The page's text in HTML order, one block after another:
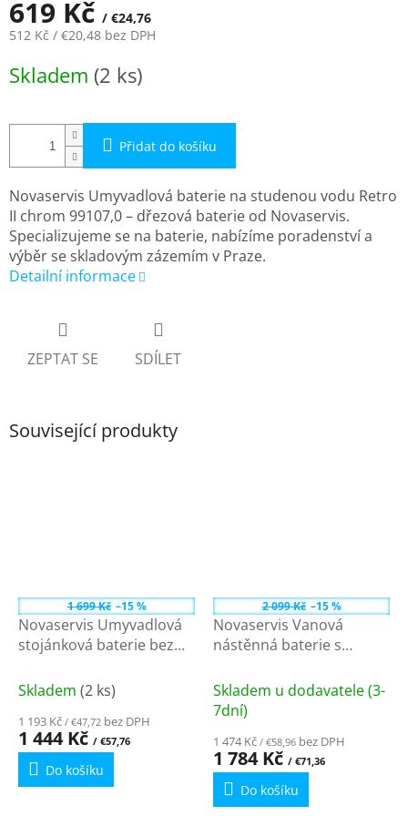
619 Kč / €24,76
512 Kč / €20,48 bez DPH
cena:
Skladem (2 ks)
Přidat do košíku
Novaservis Umyvadlová baterie na studenou vodu Retro
II chrom 99107,0 – dřezová baterie od Novaservis.
Specializujeme se na baterie, nabízíme poradenství a
výběr se skladovým zázemím v Praze.
Detailní informace
ZEPTAT SE SDÍLET
Související produkty
1 699 Kč –15 %
Novaservis Umyvadlová
stojánková baterie bez
Skladem (2 ks)
1 193 Kč / €47,72 bez DPH
1 444 Kč / €57,76
Do košíku
2 099 Kč –15 %
Novaservis Vanová
nástěnná baterie s
99121,0
Skladem u dodavatele (3-
7dní)
1 474 Kč / €58,96 bez DPH
1 784 Kč / €71,36
Do košíku